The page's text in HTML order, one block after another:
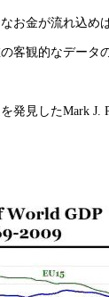
お金が流れ込め
客観的なデータ
発見したMark J.